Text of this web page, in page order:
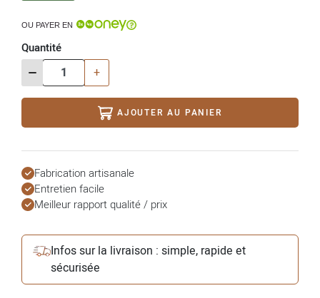
OU PAYER EN
Quantité
- +
AJOUTER AU PANIER
Fabrication artisanale
Entretien facile
Meilleur rapport qualité / prix
Infos sur la livraison : simple, rapide et
sécurisée